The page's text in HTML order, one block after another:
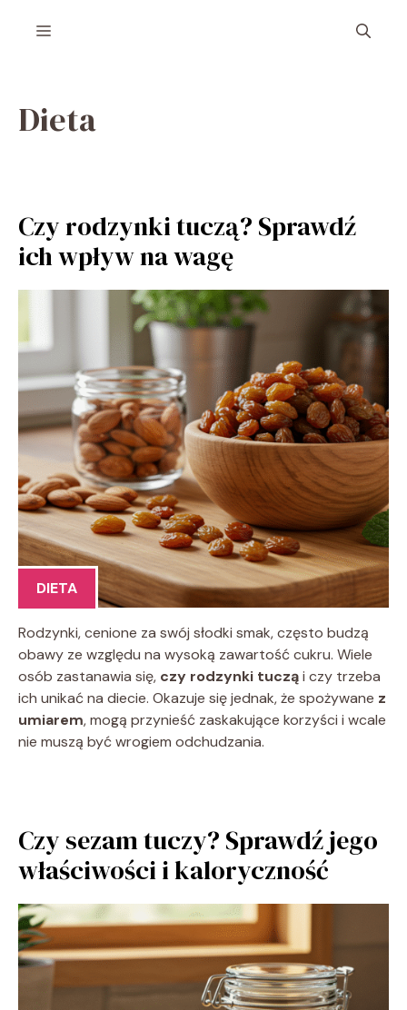
Menu
Dieta
Czy rodzynki tuczą? Sprawdź
ich wpływ na wagę
DIETA
Rodzynki, cenione za swój słodki smak, często budzą
obawy ze względu na wysoką zawartość cukru. Wiele
osób zastanawia się, czy rodzynki tucząi czy trzeba
ich unikać na diecie. Okazuje się jednak, że spożywane z
umiarem, mogą przynieść zaskakujące korzyści i wcale
nie muszą być wrogiem odchudzania.
Czy sezam tuczy? Sprawdź jego
właściwości i kaloryczność